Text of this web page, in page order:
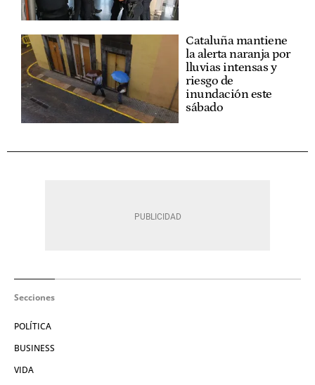
Cataluña mantiene
la alerta naranja por
lluvias intensas y
riesgo de
inundación este
sábado
Secciones
POLÍTICA
BUSINESS
VIDA